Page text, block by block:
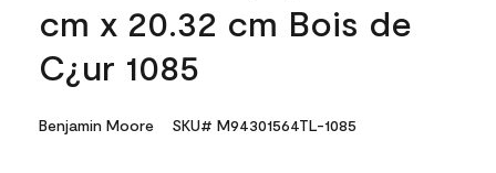
cm x 20.32 cm Bois de
C¿ur 1085
Benjamin Moore SKU# M94301564TL-1085